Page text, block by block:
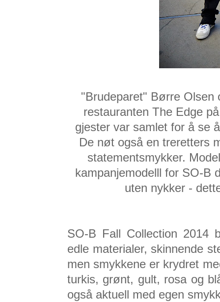
"Brudeparet" Børre Olsen
restauranten The Edge
gjester var samlet for å se
De nøt også en treretters
statementsmykker.
kampanjemodelll for SO-B
uten nykker -
SO-B Fall Collection 2014
edle materialer, skinnende
men smykkene er krydret
turkis, grønt, gult, rosa og
også aktuell med egen